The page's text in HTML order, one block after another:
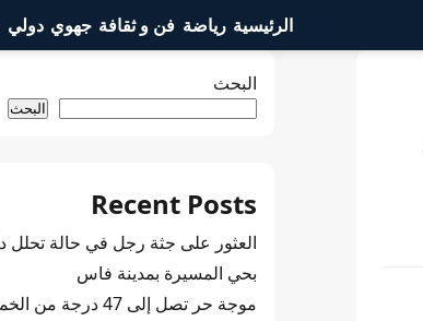
الرئيسية رياضة فن و ثقافة جهوي دولي
البحث
البحث
Recent Posts
العثور على جثة رجل في حالة تحلل
بحي المسيرة بمدينة فاس
موجة حر تصل إلى 47